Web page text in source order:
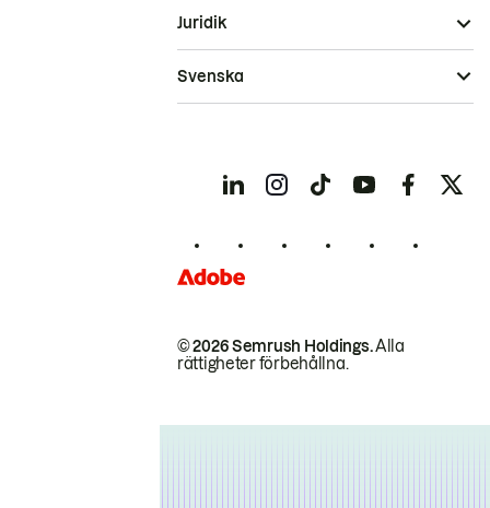
© 2026 Semrush Holdings.Alla
rättigheter förbehållna.
Juridik
Svenska